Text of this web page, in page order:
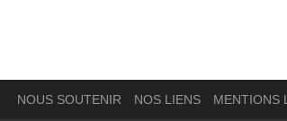
NOUS SOUTENIR NOS LIENS MENTIONS